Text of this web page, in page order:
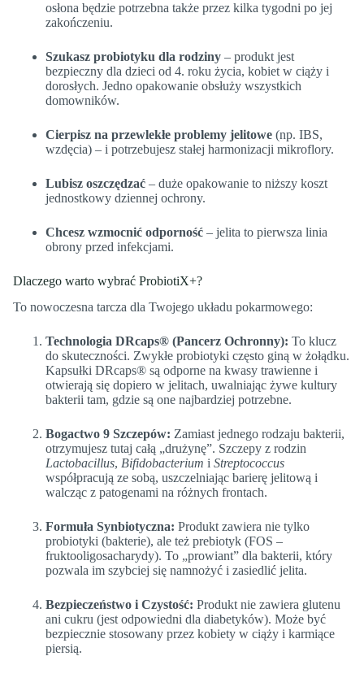
osłona będzie potrzebna także przez kilka tygodni po jej
zakończeniu.
Szukasz probiotyku dla rodziny – produkt jest
bezpieczny dla dzieci od 4. roku życia, kobiet w ciąży i
dorosłych. Jedno opakowanie obsłuży wszystkich
domowników.
Cierpisz na przewlekłe problemy jelitowe (np. IBS,
wzdęcia) – i potrzebujesz stałej harmonizacji mikroflory.
Lubisz oszczędzać – duże opakowanie to niższy koszt
jednostkowy dziennej ochrony.
Chcesz wzmocnić odporność – jelita to pierwsza linia
obrony przed infekcjami.
Dlaczego warto wybrać ProbiotiX+?
To nowoczesna tarcza dla Twojego układu pokarmowego:
Technologia DRcaps® (Pancerz Ochronny): To klucz
do skuteczności. Zwykłe probiotyki często giną w żołądku.
Kapsułki DRcaps® są odporne na kwasy trawienne i
otwierają się dopiero w jelitach, uwalniając żywe kultury
bakterii tam, gdzie są one najbardziej potrzebne.
Bogactwo 9 Szczepów: Zamiast jednego rodzaju bakterii,
otrzymujesz tutaj całą „drużynę”. Szczepy z rodzin
Lactobacillus, Bifidobacterium i Streptococcus
współpracują ze sobą, uszczelniając barierę jelitową i
walcząc z patogenami na różnych frontach.
Formuła Synbiotyczna: Produkt zawiera nie tylko
probiotyki (bakterie), ale też prebiotyk (FOS –
fruktooligosacharydy). To „prowiant” dla bakterii, który
pozwala im szybciej się namnożyć i zasiedlić jelita.
Bezpieczeństwo i Czystość: Produkt nie zawiera glutenu
ani cukru (jest odpowiedni dla diabetyków). Może być
bezpiecznie stosowany przez kobiety w ciąży i karmiące
piersią.